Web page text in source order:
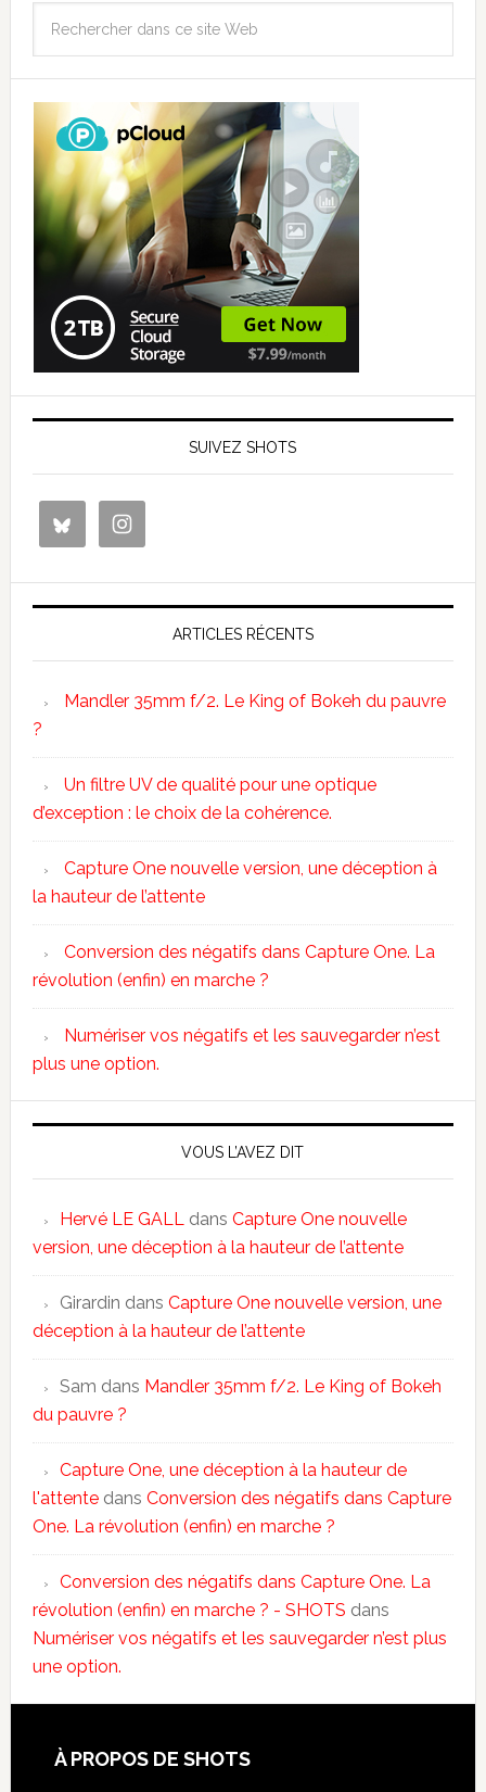
SUIVEZ SHOTS
ARTICLES RÉCENTS
Mandler 35mm f/2. Le King of Bokeh du pauvre
?
Un filtre UV de qualité pour une optique
d’exception : le choix de la cohérence.
Capture One nouvelle version, une déception à
la hauteur de l’attente
Conversion des négatifs dans Capture One. La
révolution (enfin) en marche ?
Numériser vos négatifs et les sauvegarder n’est
plus une option.
VOUS L’AVEZ DIT
Hervé LE GALLdans Capture One nouvelle
version, une déception à la hauteur de l’attente
Girardin dans Capture One nouvelle version, une
déception à la hauteur de l’attente
Sam dans Mandler 35mm f/2. Le King of Bokeh
du pauvre ?
Capture One, une déception à la hauteur de
l'attentedans Conversion des négatifs dans Capture
One. La révolution (enfin) en marche ?
Conversion des négatifs dans Capture One. La
révolution (enfin) en marche ? - SHOTS dans
Numériser vos négatifs et les sauvegarder n’est plus
une option.
À PROPOS DE SHOTS